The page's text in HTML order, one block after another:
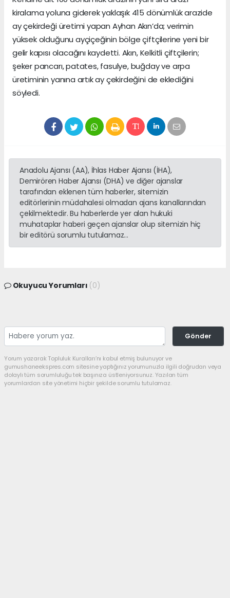
kiralama yoluna giderek yaklaşık 415 dönümlük arazide
ay çekirdeği üretimi yapan Ayhan Akın’da; verimin
yüksek olduğunu ayçiçeğinin bölge çiftçilerine yeni bir
gelir kapısı olacağını kaydetti. Akın, Kelkitli çiftçilerin;
şeker pancarı, patates, fasulye, buğday ve arpa
üretiminin yanına artık ay çekirdeğini de eklediğini
söyledi.
Anadolu Ajansı (AA), İhlas Haber Ajansı (İHA),
Demirören Haber Ajansı (DHA) ve diğer ajanslar
tarafından eklenen tüm haberler, sitemizin
editörlerinin müdahalesi olmadan ajans kanallarından
çekilmektedir. Bu haberlerde yer alan hukuki
muhataplar haberi geçen ajanslar olup sitemizin hiç
bir editörü sorumlu tutulamaz...
Okuyucu Yorumları (0)
Gönder
Yorum yazarak Topluluk Kuralları’nı kabul etmiş bulunuyor ve
gumushaneekspres.com sitesine yaptığınız yorumunuzla ilgili doğrudan veya
dolaylı tüm sorumluluğu tek başınıza üstleniyorsunuz. Yazılan tüm
yorumlardan site yönetimi hiçbir şekilde sorumlu tutulamaz.